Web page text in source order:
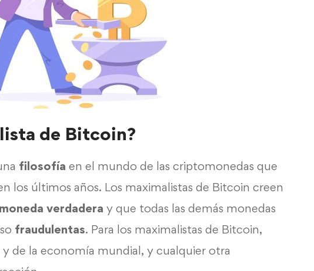
de Bitcoin?
filosofía en el mundo de las criptomonedas que
los últimos años. Los maximalistas de Bitcoin creen
verdadera y que todas las demás monedas
fraudulentas. Para los maximalistas de Bitcoin,
y de la economía mundial, y cualquier otra